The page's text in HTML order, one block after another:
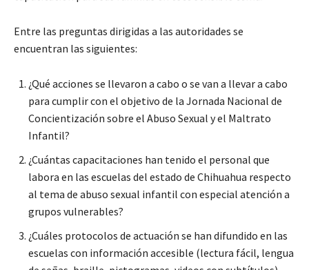
Entre las preguntas dirigidas a las autoridades se
encuentran las siguientes:
¿Qué acciones se llevaron a cabo o se van a llevar a cabo
para cumplir con el objetivo de la Jornada Nacional de
Concientización sobre el Abuso Sexual y el Maltrato
Infantil?
¿Cuántas capacitaciones han tenido el personal que
labora en las escuelas del estado de Chihuahua respecto
al tema de abuso sexual infantil con especial atención a
grupos vulnerables?
¿Cuáles protocolos de actuación se han difundido en las
escuelas con información accesible (lectura fácil, lengua